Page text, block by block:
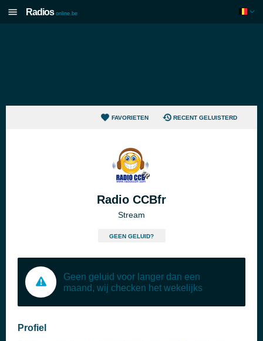
Radios online.be
FAVORIETEN RECENT GELUISTERD
Radio CCBfr
Stream
GEEN GELUID?
Geen geluid voor langer dan een
maand, wij checken het wekelijks
Profiel